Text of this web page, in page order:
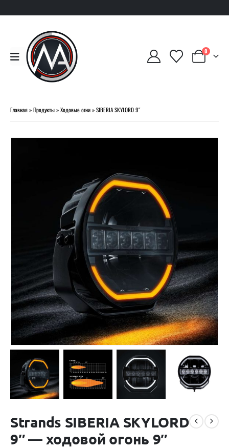
0
Главная»Продукты»Ходовые огни»SIBERIA SKYLORD 9″
Strands SIBERIA SKYLORD
9″ — ходовой огонь 9″